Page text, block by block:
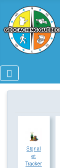
Signal
et
Tracker